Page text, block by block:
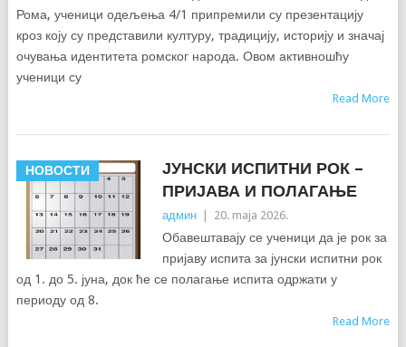
Рома, ученици одељења 4/1 припремили су презентацију
кроз коју су представили културу, традицију, историју и значај
очувања идентитета ромског народа. Овом активношћу
ученици су
Read More
НОВОСТИ
ЈУНСКИ ИСПИТНИ РОК –
ПРИЈАВА И ПОЛАГАЊЕ
админ 20. maja 2026.
Обавештавају се ученици да је рок за
пријаву испита за јунски испитни рок
од 1. до 5. јуна, док ће се полагање испита одржати у
периоду од 8.
Read More